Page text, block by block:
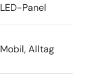
LED-Panel
Mobil, Alltag